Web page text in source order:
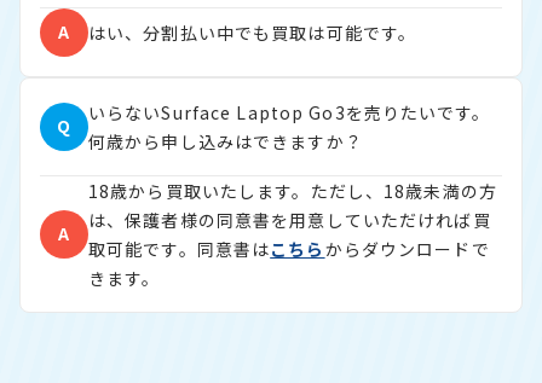
A はい、分割払い中でも買取は可能です。
Q
いらないSurface Laptop Go3を売りたいです。
何歳から申し込みはできますか？
A
18歳から買取いたします。ただし、18歳未満の方
は、保護者様の同意書を用意していただければ買
取可能です。同意書はこちら からダウンロードで
きます。